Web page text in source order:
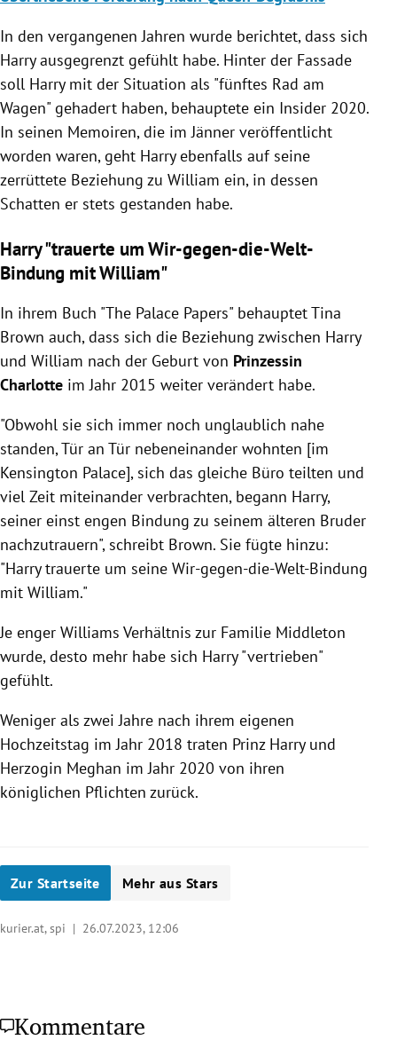
In den vergangenen Jahren wurde berichtet, dass sich
Harry ausgegrenzt gefühlt habe. Hinter der Fassade
soll Harry mit der Situation als "fünftes Rad am
Wagen" gehadert haben, behauptete ein Insider 2020.
In seinen Memoiren, die im Jänner veröffentlicht
worden waren, geht Harry ebenfalls auf seine
zerrüttete Beziehung zu William ein, in dessen
Schatten er stets gestanden habe.
Harry "trauerte um Wir-gegen-die-Welt-
Bindung mit William"
In ihrem Buch "The Palace Papers" behauptet Tina
Brown auch, dass sich die Beziehung zwischen Harry
und William nach der Geburt von Prinzessin
Charlotte im Jahr 2015 weiter verändert habe.
"Obwohl sie sich immer noch unglaublich nahe
standen, Tür an Tür nebeneinander wohnten [im
Kensington Palace], sich das gleiche Büro teilten und
viel Zeit miteinander verbrachten, begann Harry,
seiner einst engen Bindung zu seinem älteren Bruder
nachzutrauern", schreibt Brown. Sie fügte hinzu:
"Harry trauerte um seine Wir-gegen-die-Welt-Bindung
mit William."
Je enger Williams Verhältnis zur Familie Middleton
wurde, desto mehr habe sich Harry "vertrieben"
gefühlt.
Weniger als zwei Jahre nach ihrem eigenen
Hochzeitstag im Jahr 2018 traten Prinz Harry und
Herzogin Meghan im Jahr 2020 von ihren
königlichen Pflichten zurück.
Zur Startseite Mehr aus Stars
kurier.at, spi | 26.07.2023, 12:06
Kommentare